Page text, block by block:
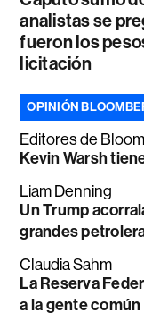
analistas se
fueron los
licitación
OPINIÓN
Editores de
Kevin Warsh
Liam Denning
Un Trump
grandes
Claudia Sahm
La Reserva
a la gente común